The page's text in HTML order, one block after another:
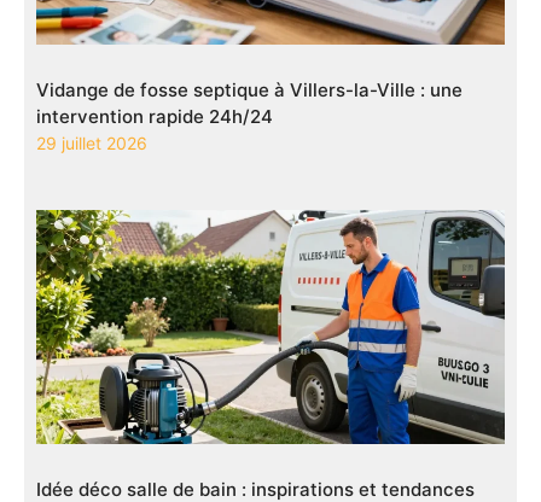
Vidange de fosse septique à Villers-la-Ville : une
intervention rapide 24h/24
29 juillet 2026
Idée déco salle de bain : inspirations et tendances